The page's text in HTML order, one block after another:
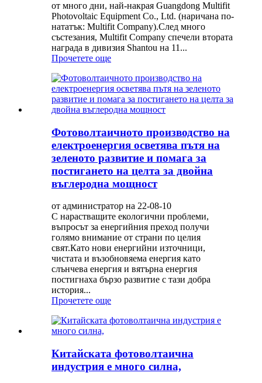
от много дни, най-накрая Guangdong Multifit
Photovoltaic Equipment Co., Ltd. (наричана по-
нататък: Multifit Company).След много
състезания, Multifit Company спечели втората
награда в дивизия Shantou на 11...
Прочетете още
Фотоволтаичното производство на
електроенергия осветява пътя на
зеленото развитие и помага за
постигането на целта за двойна
въглеродна мощност
от администратор на 22-08-10
С нарастващите екологични проблеми,
въпросът за енергийния преход получи
голямо внимание от страни по целия
свят.Като нови енергийни източници,
чистата и възобновяема енергия като
слънчева енергия и вятърна енергия
постигнаха бързо развитие с тази добра
история...
Прочетете още
Китайската фотоволтаична
индустрия е много силна,